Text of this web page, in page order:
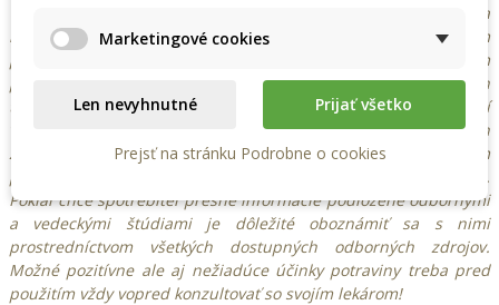
Podľa nariadenia Európskeho parlamentu a
rady ES č. 1924 z roku 2006, nemôžu byť žiadnym potravinám
priraďované iné výživové a zdravotné tvrdenia okrem
povolených. Všetky informácie o výživových a zdravotných
tvrdeniach uvedené na našej stránke sú len súborom informácií
voľne prístupných z domácich a zahraničných informačných
zdrojov a za žiadnych okolností nie sú dôkazom o skutočnom
pôsobení potraviny prípadne jej nutričných a liečivých účinkoch.
Pokiaľ chce spotrebiteľ presné informácie podložené odbornými
a vedeckými štúdiami je dôležité oboznámiť sa s nimi
prostredníctvom všetkých dostupných odborných zdrojov.
Možné pozitívne ale aj nežiadúce účinky potraviny treba pred
použitím vždy vopred konzultovať so svojím lekárom!
Marketingové cookies
Len nevyhnutné Prijať všetko
Prejsť na stránku Podrobne o cookies